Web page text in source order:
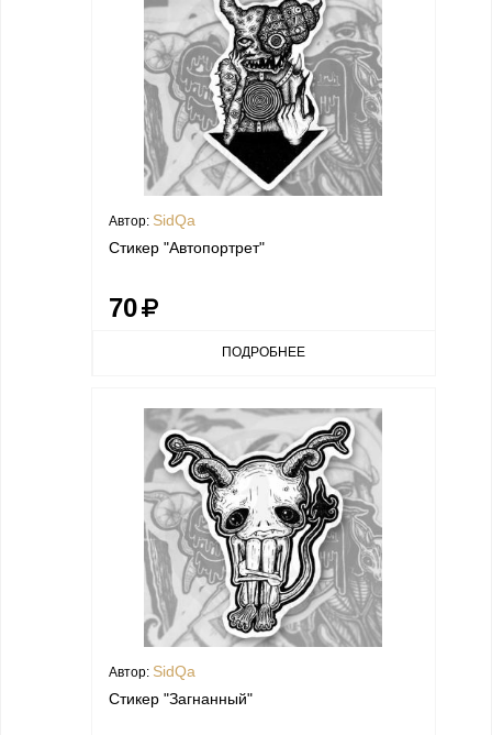
Автор: SidQa
Стикер "Автопортрет"
70
ПОДРОБНЕЕ
Автор: SidQa
Стикер "Загнанный"